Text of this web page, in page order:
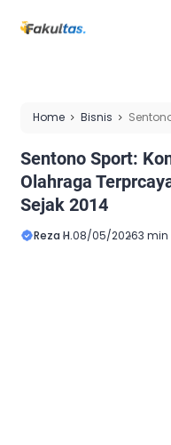
Home Bisnis
Sentono Sport:
Olahraga
Sejak 2014
Reza H.08/05/20263 min